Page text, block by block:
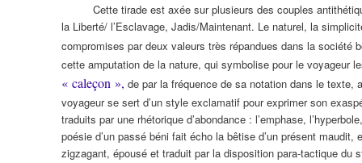
Cette tirade est axée sur plusieurs des couples
la Liberté/ l’Esclavage, Jadis/Maintenant. Le naturel, la
compromises par deux valeurs très répandues dans la société
cette amputation de la nature, qui symbolise pour le voyageur
« caleçon », de par la fréquence de sa notation dans le
voyageur se sert d’un style exclamatif pour exprimer son
traduits par une rhétorique d’abondance : l’emphase,
poésie d’un passé béni fait écho la bêtise d’un présent
zigzagant, épousé et traduit par la disposition para-tactique du